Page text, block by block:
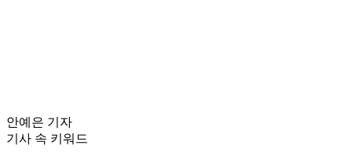
안예은 기자
기사 속 키워드